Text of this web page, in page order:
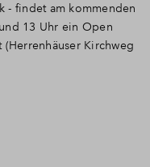
- findet am kommenden
13 Uhr ein Open
Kirchweg